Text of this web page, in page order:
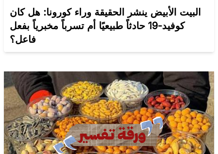
البيت الأبيض ينشر الحقيقة وراء كورونا: هل كان
كوفيد-19 حادثاً طبيعيًا أم تسرباً مخبرياً بفعل
فاعل؟